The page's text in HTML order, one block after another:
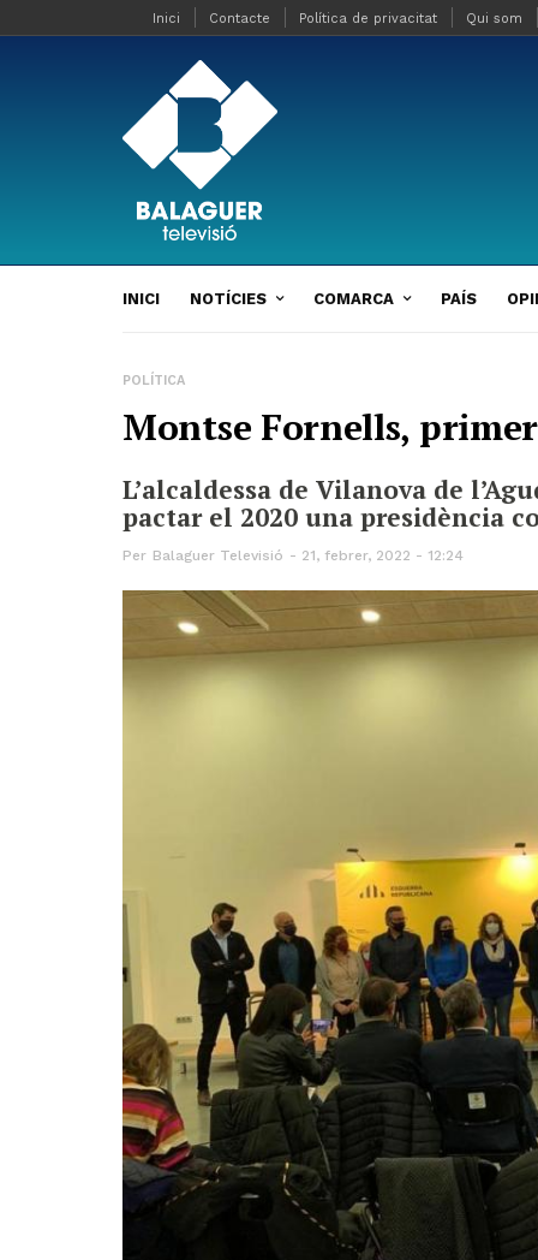
Inici Contacte Política de privacitat Qui som
INICI NOTÍCIES COMARCA PAÍS
POLÍTICA
Montse Fornells,
L’alcaldessa de Vilanova de
pactar el 2020 una presidència
Per Balaguer Televisió 21, febrer, 2022 - 12:24